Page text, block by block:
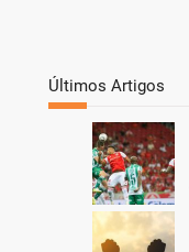
Últimos Artigos